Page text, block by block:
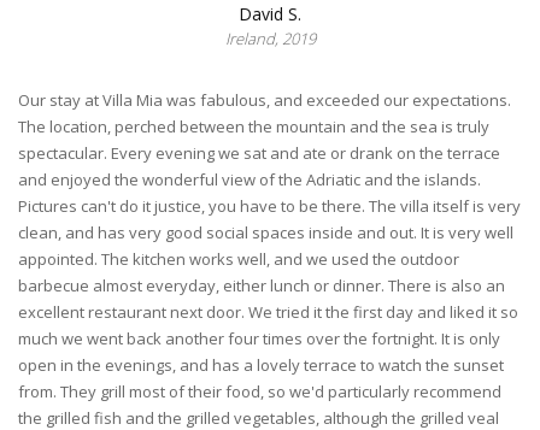
David S.
Ireland, 2019
Our stay at Villa Mia was fabulous, and exceeded our expectations.
The location, perched between the mountain and the sea is truly
spectacular. Every evening we sat and ate or drank on the terrace
and enjoyed the wonderful view of the Adriatic and the islands.
Pictures can't do it justice, you have to be there. The villa itself is very
clean, and has very good social spaces inside and out. It is very well
appointed. The kitchen works well, and we used the outdoor
barbecue almost everyday, either lunch or dinner. There is also an
excellent restaurant next door. We tried it the first day and liked it so
much we went back another four times over the fortnight. It is only
open in the evenings, and has a lovely terrace to watch the sunset
from. They grill most of their food, so we'd particularly recommend
the grilled fish and the grilled vegetables, although the grilled veal